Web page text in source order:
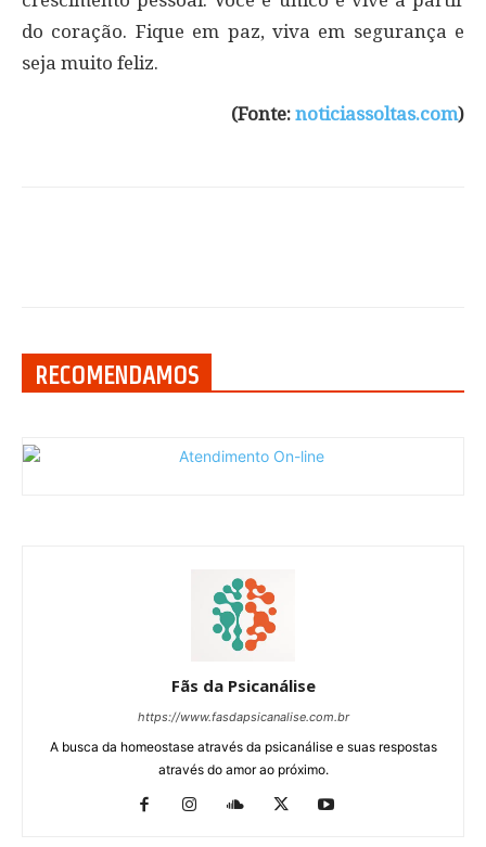
do coração. Fique em paz, viva em segurança e
seja muito feliz.
(Fonte: noticiassoltas.com)
RECOMENDAMOS
Fãs da Psicanálise
https://www.fasdapsicanalise.com.br
A busca da homeostase através da psicanálise e suas respostas
através do amor ao próximo.